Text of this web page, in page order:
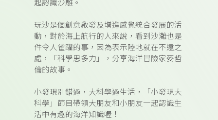
起認識沙雕。
玩沙是個創意啟發及增進感覺統合發展的活
動，對於海上航行的人來說，看到沙灘也是
件令人雀躍的事，因為表示陸地就在不遠之
處，「科學思多力」，分享海洋冒險家麥哲
倫的故事。
小發現別錯過，大科學過生活，
「小發現大
科學」節目帶領大朋友和小朋友一起認識生
活中有趣的海洋知識喔！